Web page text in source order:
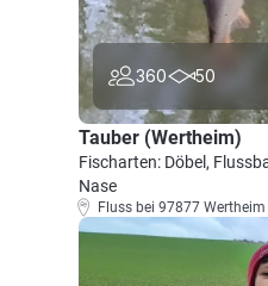
360 50
Tauber (Wertheim)
Fischarten: Döbel,
Nase
Fluss bei 97877 Wertheim